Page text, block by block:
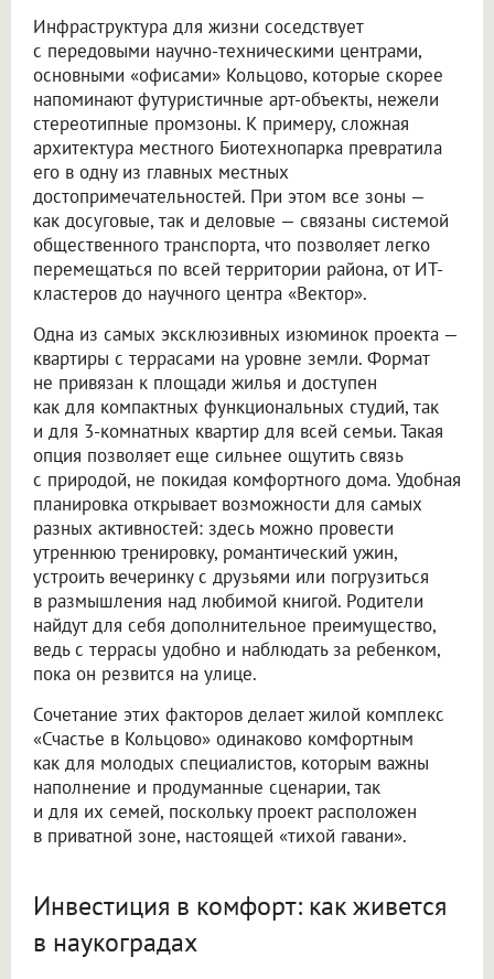
Инфраструктура для жизни соседствует
с передовыми научно-техническими центрами,
основными «офисами» Кольцово, которые скорее
напоминают футуристичные арт-объекты, нежели
стереотипные промзоны. К примеру, сложная
архитектура местного Биотехнопарка превратила
его в одну из главных местных
достопримечательностей. При этом все зоны —
как досуговые, так и деловые — связаны системой
общественного транспорта, что позволяет легко
перемещаться по всей территории района, от ИТ-
кластеров до научного центра «Вектор».
Одна из самых эксклюзивных изюминок проекта —
квартиры с террасами на уровне земли. Формат
не привязан к площади жилья и доступен
как для компактных функциональных студий, так
и для 3-комнатных квартир для всей семьи. Такая
опция позволяет еще сильнее ощутить связь
с природой, не покидая комфортного дома. Удобная
планировка открывает возможности для самых
разных активностей: здесь можно провести
утреннюю тренировку, романтический ужин,
устроить вечеринку с друзьями или погрузиться
в размышления над любимой книгой. Родители
найдут для себя дополнительное преимущество,
ведь с террасы удобно и наблюдать за ребенком,
пока он резвится на улице.
Сочетание этих факторов делает жилой комплекс
«Счастье в Кольцово» одинаково комфортным
как для молодых специалистов, которым важны
наполнение и продуманные сценарии, так
и для их семей, поскольку проект расположен
в приватной зоне, настоящей «тихой гавани».
Инвестиция в комфорт: как живется
в наукоградах